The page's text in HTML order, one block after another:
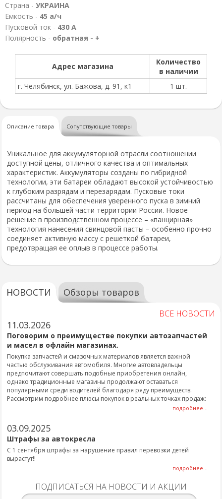
Страна - УКРАИНА
Емкость - 45 а/ч
Пусковой ток - 430 А
Полярность - обратная - +
Адрес магазина
Количество
в наличии
г. Челябинск, ул. Бажова, д. 91, к1
1 шт.
Описание товара Сопутствующие товары
Уникальное для аккумуляторной отрасли соотношении
доступной цены, отличного качества и оптимальных
характеристик. Аккумуляторы созданы по гибридной
технологии, эти батареи обладают высокой устойчивостью
к глубоким разрядам и перезарядам. Пусковые токи
рассчитаны для обеспечения уверенного пуска в зимний
период на большей части территории России. Новое
решение в производственном процессе – «панцирная»
технология нанесения свинцовой пасты – особенно прочно
соединяет активную массу с решеткой батареи,
предотвращая ее оплыв в процессе работы.
НОВОСТИ Обзоры товаров
ВСЕ НОВОСТИ
11.03.2026
Поговорим о преимуществе покупки автозапчастей
и масел в офлайн магазинах.
Покупка запчастей и смазочных материалов является важной
частью обслуживания автомобиля. Многие автовладельцы
предпочитают совершать подобные приобретения онлайн,
однако традиционные магазины продолжают оставаться
популярными среди водителей благодаря ряду преимуществ.
Рассмотрим подробнее плюсы покупок в реальных точках продаж:
подробнее...
03.09.2025
Штрафы за автокресла
С 1 сентября штрафы за нарушение правил перевозки детей
вырастут!!
подробнее...
ПОДПИСАТЬСЯ НА НОВОСТИ И АКЦИИ